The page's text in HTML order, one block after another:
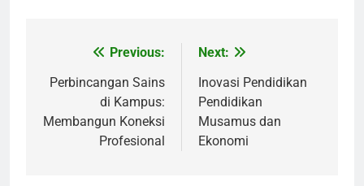
navigation
Previous:
Perbincangan Sains
di Kampus:
Membangun Koneksi
Profesional
Next:
Inovasi Pendidikan
Pendidikan
Musamus dan
Ekonomi